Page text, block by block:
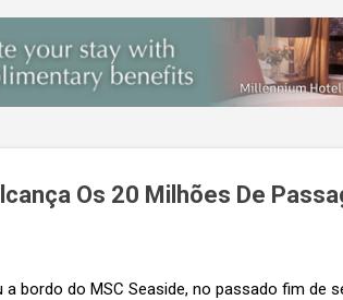
Os 20 Milhões De
a bordo do MSC Seaside, no passado fim de